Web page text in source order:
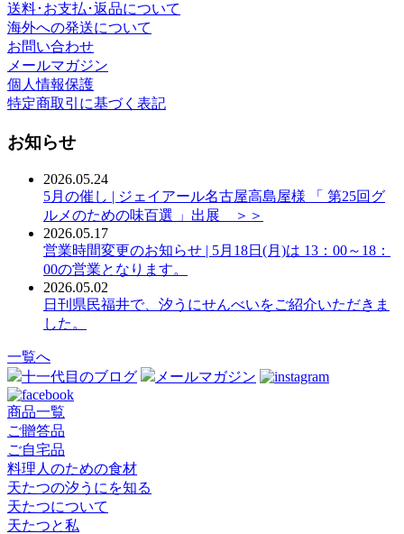
送料･お支払･返品について
海外への発送について
お問い合わせ
メールマガジン
個人情報保護
特定商取引に基づく表記
お知らせ
2026.05.24
5月の催し | ジェイアール名古屋高島屋様 「 第25回グ
ルメのための味百選 」出展 ＞＞
2026.05.17
営業時間変更のお知らせ | 5月18日(月)は 13：00～18：
00の営業となります。
2026.05.02
日刊県民福井で、汐うにせんべいをご紹介いただきま
した。
一覧へ
十一代目のブログ
メールマガジン
商品一覧
ご贈答品
ご自宅品
料理人のための食材
天たつの汐うにを知る
天たつについて
天たつと私